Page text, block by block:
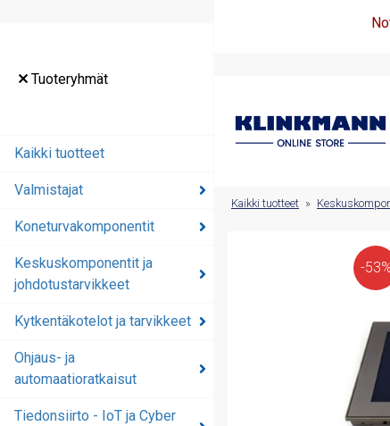
Tuoteryhmät
Kaikki tuotteet
Valmistajat
Koneturvakomponentit
Keskuskomponentit ja
johdotustarvikkeet
Kytkentäkotelot ja tarvikkeet
Ohjaus- ja
automaatioratkaisut
Tiedonsiirto - IoT ja Cyber
Keskuskomponentit ja
automaatioratkaisut
Kaikki tuotteet »
-53%